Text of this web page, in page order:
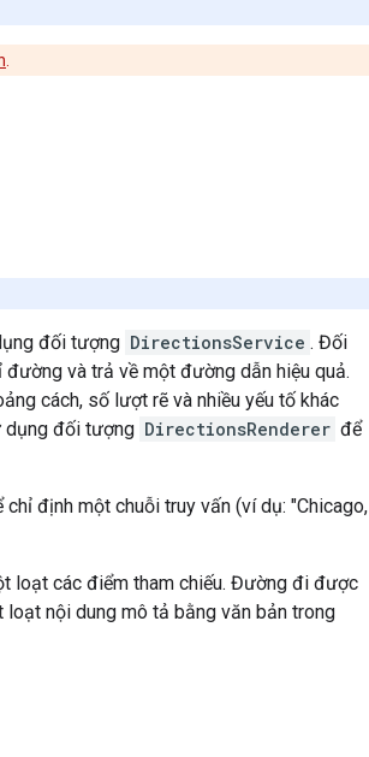
đối tượng DirectionsService . Đối
và trả về một đường dẫn hiệu quả.
cách, số lượt rẽ và nhiều yếu tố khác
dụng đối tượng DirectionsRenderer để
định một chuỗi truy vấn (ví dụ: "Chicago,
loạt các điểm tham chiếu. Đường đi được
loạt nội dung mô tả bằng văn bản trong